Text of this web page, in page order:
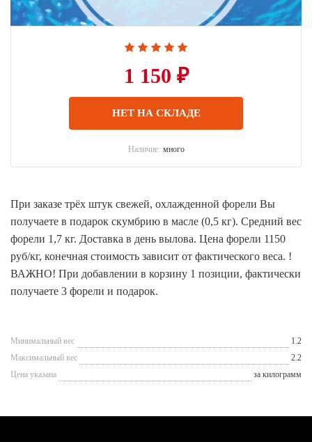
1 150 ₽
НЕТ НА СКЛАДЕ
Наличие: много
При заказе трёх штук свежей, охлажденной форели Вы
получаете в подарок скумбрию в масле (0,5 кг). Средний вес
форели 1,7 кг. Доставка в день вылова. Цена форели 1150
руб/кг, конечная стоимость зависит от фактического веса. !
ВАЖНО! При добавлении в корзину 1 позиции, фактически
получаете 3 форели и подарок.
Минимальный вес
1.2
Максимальный вес
2.2
Цена указана
за килограмм